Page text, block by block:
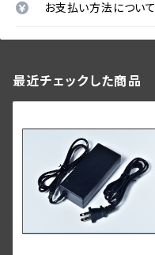
お支払い方法について
最近チェックした商品